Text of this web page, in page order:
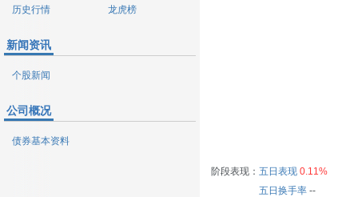
历史行情
龙虎榜
新闻资讯
个股新闻
公司概况
债券基本资料
阶段表现： 五日表现 0.11%
五日换手率--